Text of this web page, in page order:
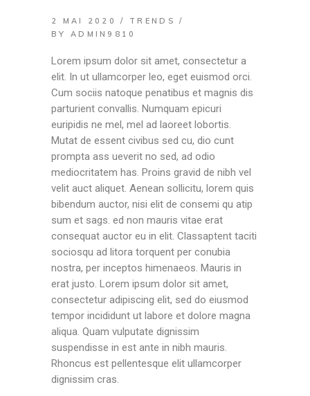
2 MAI 2020
TRENDS
BY
ADMIN9810
Lorem ipsum dolor sit amet, consectetur a
elit. In ut ullamcorper leo, eget euismod orci.
Cum sociis natoque penatibus et magnis dis
parturient convallis. Numquam epicuri
euripidis ne mel, mel ad laoreet lobortis.
Mutat de essent civibus sed cu, dio cunt
prompta ass ueverit no sed, ad odio
mediocritatem has. Proins gravid de nibh vel
velit auct aliquet. Aenean sollicitu, lorem quis
bibendum auctor, nisi elit de consemi qu atip
sum et sags. ed non mauris vitae erat
consequat auctor eu in elit. Classaptent taciti
sociosqu ad litora torquent per conubia
nostra, per inceptos himenaeos. Mauris in
erat justo. Lorem ipsum dolor sit amet,
consectetur adipiscing elit, sed do eiusmod
tempor incididunt ut labore et dolore magna
aliqua. Quam vulputate dignissim
suspendisse in est ante in nibh mauris.
Rhoncus est pellentesque elit ullamcorper
dignissim cras.